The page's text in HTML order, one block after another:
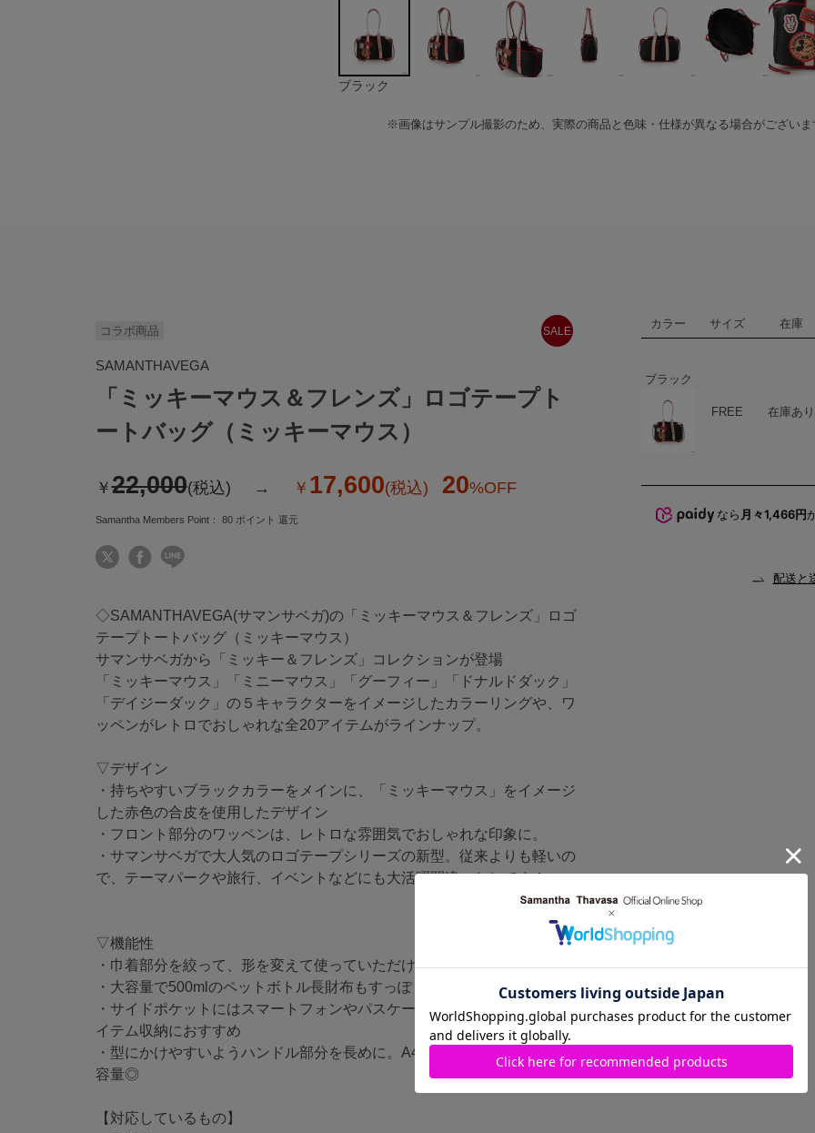
ブラック
※画像はサンプル撮影のため、実際の商品と色味・仕様が異なる場合がございま
コラボ商品 SALE
SAMANTHAVEGA
「ミッキーマウス＆フレンズ」ロゴテープト
ートバッグ（ミッキーマウス）
￥22,000(税込) ￥ 17,600(税込) 20%OFF
Samantha Members Point： 80ポイント 還元
◇SAMANTHAVEGA(サマンサベガ)の「ミッキーマウス＆フレンズ」ロゴ
テープトートバッグ（ミッキーマウス）
サマンサベガから「ミッキー＆フレンズ」コレクションが登場
「ミッキーマウス」「ミニーマウス」「グーフィー」「ドナルドダック」
「デイジーダック」の５キャラクターをイメージしたカラーリングや、ワ
ッペンがレトロでおしゃれな全20アイテムがラインナップ。
▽デザイン
・持ちやすいブラックカラーをメインに、「ミッキーマウス」をイメージ
した赤色の合皮を使用したデザイン
・フロント部分のワッペンは、レトロな雰囲気でおしゃれな印象に。
・サマンサベガで大人気のロゴテープシリーズの新型。従来よりも軽いの
で、テーマパークや旅行、イベントなどにも大活躍間違いなしです！
▽機能性
・巾着部分を絞って、形を変えて使っていただけます。
・大容量で500mlのペットボトル長財布もすっぽり入るサイズ感
・サイドポケットにはスマートフォンやパスケースなど、よく取り出すア
イテム収納におすすめ
・型にかけやすいようハンドル部分を長めに。A4サイズもしっかり入る大
容量◎
【対応しているもの】
カラー サイズ 在庫
ブラック
FREE 在庫あり
ハート 商品在庫
なら 月々1,466円
配送と